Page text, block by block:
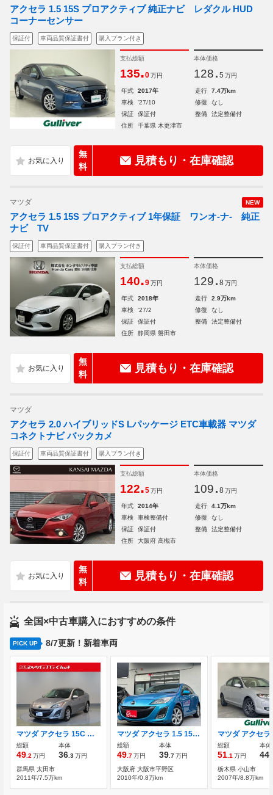
アクセラ 1.5 15S プロアクティブ 純正ナビ レダクル HUD
コーナーセンサー
保証付 車両品質保証書付 購入プラン付き
支払総額
135.0 万円
本体価格
128. 5 万円
年式 2017年 走行
7.4万km
車検
'27/10 修復
なし
保証
保証付 整備
法定整備付
住所
千葉県 木更津市
無
料
見積もり・在庫確認
NEW
マツダ
アクセラ 1.5 15S プロアクティブ 1年保証 ワンオ-ナ- 純正
ナビ TV
保証付 車両品質保証書付 購入プラン付き
支払総額
140.9 万円
本体価格
129. 8 万円
年式 2018年 走行
2.9万km
車検
'27/2 修復
なし
保証
保証付 整備
法定整備付
住所
静岡県 磐田市
無
料
見積もり・在庫確認
マツダ
アクセラ 2.0 ハイブリッドS Lパッケージ ETC車載器 マツダ
コネクトナビ バックカメ
保証付 車両品質保証書付 購入プラン付き
支払総額
122.5 万円
本体価格
109. 8 万円
年式 2014年 走行
4.1万km
車検
車検整備付 修復
なし
保証
保証付 整備
法定整備付
住所
大阪府 高槻市
無
料
見積もり・在庫確認
全国×中古車購入におすすめの条件
PICK UP 8/7更新！新着車両
マツダ アクセラ 15C ナビ カメラ ワンオーナー CD/DVD再生
総額
49 .2 万円
本体
36 .3万円
群馬県 太田市
2011年/7.5万km
マツダ アクセラ 1.5 15C 禁煙 車検令和10年7月 スマートキー
総額
49 .7万円
本体
39 .7万円
大阪府 大阪市平野区
2010年/0.8万km
総額
51 .1 万円
本体
44
栃木県 小山市
2007年/8.8万km